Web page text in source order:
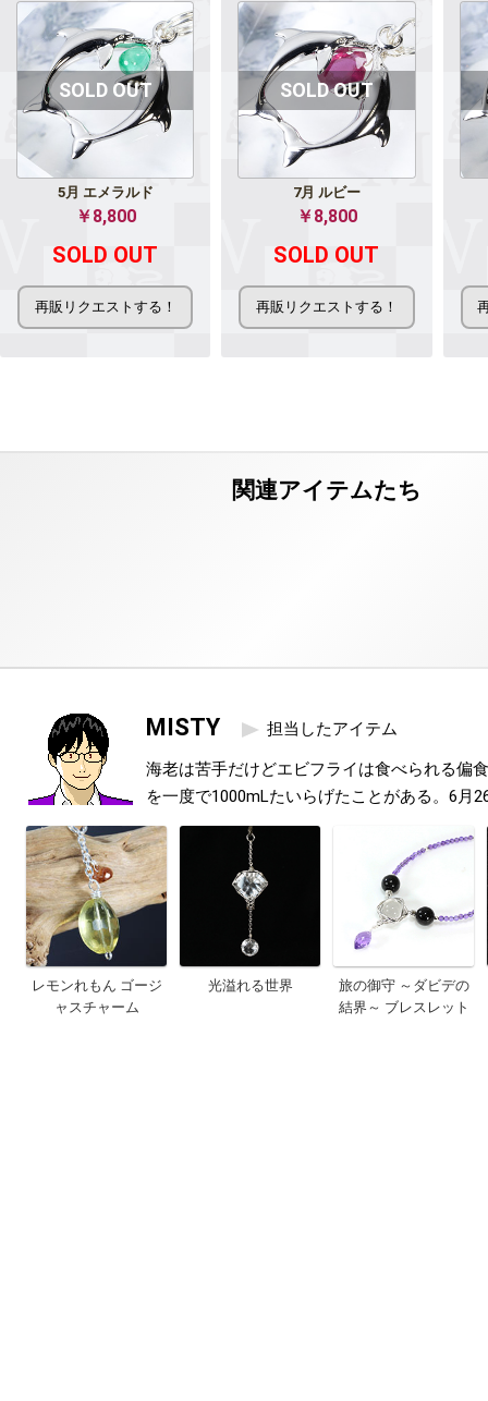
5月 エメラルド
￥8,800
SOLD OUT
7月 ルビー
￥8,800
SOLD OUT
MISTY 担当したアイテム
海老は苦手だけどエビフライは食べられる偏
を一度で1000mLたいらげたことがある。6月
レモンれもん ゴージ
ャスチャーム
光溢れる世界
旅の御守 ～ダビデの
結界～ ブレスレット